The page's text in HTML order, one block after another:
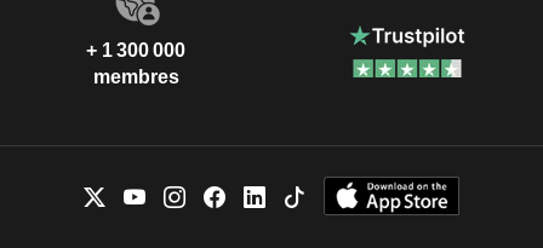
+ 1 300 000
membres